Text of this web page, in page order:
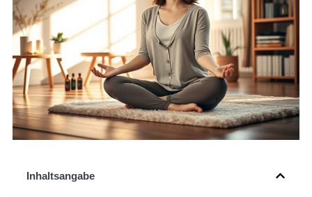
Inhaltsangabe